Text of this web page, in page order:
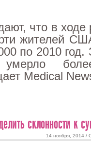
что в ходе
жителей
по 2010 год.
умерло
Medical
склонности к
14 ноября, 2014 /